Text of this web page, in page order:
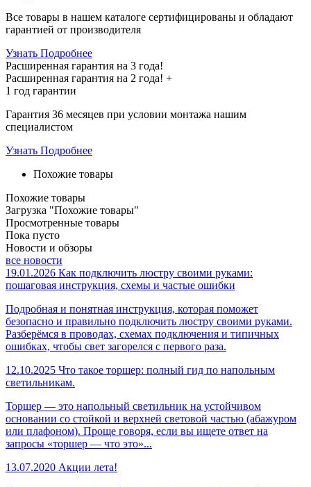
Все товары в нашем каталоге сертифицированы и обладают
гарантией от производителя
Узнать Подробнее
Расширенная гарантия на 3 года!
Расширенная гарантия на 2 года! +
1 год гарантии
Гарантия 36 месяцев при условии монтажа нашим
специалистом
Узнать Подробнее
Похожие товары
Похожие товары
Загрузка "Похожие товары"
Просмотренные товары
Пока пусто
Новости и обзоры
все новости
19.01.2026 Как подключить люстру своими руками:
пошаговая инструкция, схемы и частые ошибки
Подробная и понятная инструкция, которая поможет
безопасно и правильно подключить люстру своими руками.
Разберёмся в проводах, схемах подключения и типичных
ошибках, чтобы свет загорелся с первого раза.
12.10.2025 Что такое торшер: полный гид по напольным
светильникам.
Торшер — это напольный светильник на устойчивом
основании со стойкой и верхней световой частью (абажуром
или плафоном). Проще говоря, если вы ищете ответ на
запросы «торшер — что это»...
13.07.2020 Акции лета!